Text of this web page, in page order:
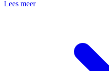
Lees meer